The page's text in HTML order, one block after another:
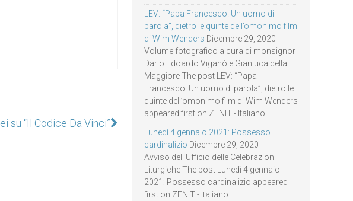
su “Il Codice Da Vinci”
LEV: “Papa Francesco. Un uomo di
parola”, dietro le quinte dell’omonimo film
di Wim Wenders Dicembre 29, 2020
Volume fotografico a cura di monsignor
Dario Edoardo Viganò e Gianluca della
Maggiore The post LEV: “Papa
Francesco. Un uomo di parola”, dietro le
quinte dell’omonimo film di Wim Wenders
appeared first on ZENIT - Italiano.
Lunedì 4 gennaio 2021: Possesso
cardinalizio Dicembre 29, 2020
Avviso dell’Ufficio delle Celebrazioni
Liturgiche The post Lunedì 4 gennaio
2021: Possesso cardinalizio appeared
first on ZENIT - Italiano.